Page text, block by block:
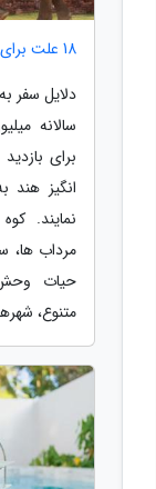
18 علت برای سفر به هند
دلایل سفر
سالانه
برای
انگیز
نمایند.
مرداب ها،
حیات
متنوع،